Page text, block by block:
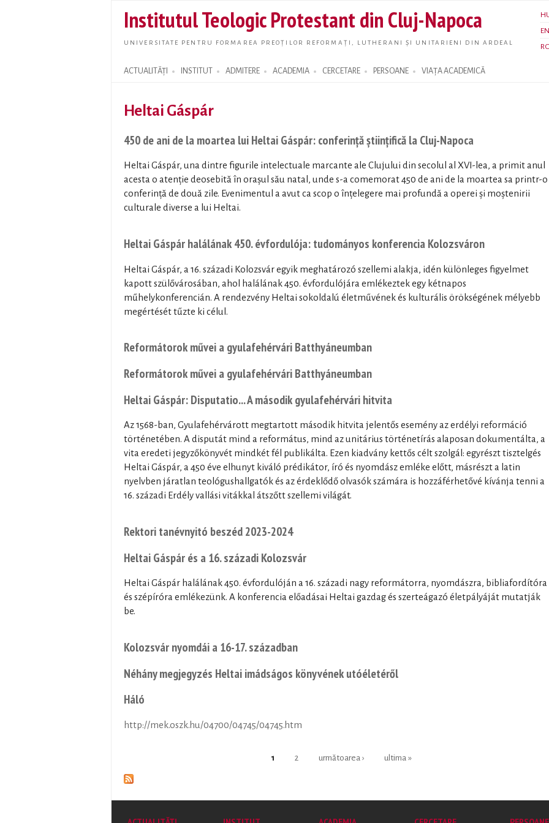
main
content
Institutul Teologic Protestant din Cluj-Napoca
UNIVERSITATE PENTRU FORMAREA PREOȚILOR REFORMAȚI, LUTHERANI ȘI UNITARIENI DIN ARDEAL
EN
ACTUALITĂȚI INSTITUT ADMITERE ACADEMIA CERCETARE PERSOANE VIAȚA ACADEMICĂ
Search form
Heltai Gáspár
450 de ani de la moartea lui Heltai Gáspár: conferință științifică la Cluj-Napoca
Heltai Gáspár, una dintre figurile intelectuale marcante ale Clujului din secolul al XVI-lea, a primit anul
acesta o atenție deosebită în orașul său natal, unde s-a comemorat 450 de ani de la moartea sa printr-o
conferință de două zile. Evenimentul a avut ca scop o înțelegere mai profundă a operei și moștenirii
culturale diverse a lui Heltai.
Heltai Gáspár halálának 450. évfordulója: tudományos konferencia Kolozsváron
Heltai Gáspár, a 16. századi Kolozsvár egyik meghatározó szellemi alakja, idén különleges figyelmet
kapott szülővárosában, ahol halálának 450. évfordulójára emlékeztek egy kétnapos
műhelykonferencián. A rendezvény Heltai sokoldalú életművének és kulturális örökségének mélyebb
megértését tűzte ki célul.
Reformátorok művei a gyulafehérvári Batthyáneumban
Reformátorok művei a gyulafehérvári Batthyáneumban
Heltai Gáspár: Disputatio... A második gyulafehérvári hitvita
Az 1568-ban, Gyulafehérvárott megtartott második hitvita jelentős esemény az erdélyi reformáció
történetében. A disputát mind a református, mind az unitárius történetírás alaposan dokumentálta, a
vita eredeti jegyzőkönyvét mindkét fél publikálta. Ezen kiadvány kettős célt szolgál: egyrészt tisztelgés
Heltai Gáspár, a 450 éve elhunyt kiváló prédikátor, író és nyomdász emléke előtt, másrészt a latin
nyelvben járatlan teológushallgatók és az érdeklődő olvasók számára is hozzáférhetővé kívánja tenni a
16. századi Erdély vallási vitákkal átszőtt szellemi világát.
Rektori tanévnyitó beszéd 2023-2024
Heltai Gáspár és a 16. századi Kolozsvár
Heltai Gáspár halálának 450. évfordulóján a 16. századi nagy reformátorra, nyomdászra, bibliafordítóra
és szépíróra emlékezünk. A konferencia előadásai Heltai gazdag és szerteágazó életpályáját mutatják
be.
Kolozsvár nyomdái a 16-17. században
Néhány megjegyzés Heltai imádságos könyvének utóéletéről
Háló
http://mek.oszk.hu/04700/04745/04745.htm
1 2 următoarea › ultima »